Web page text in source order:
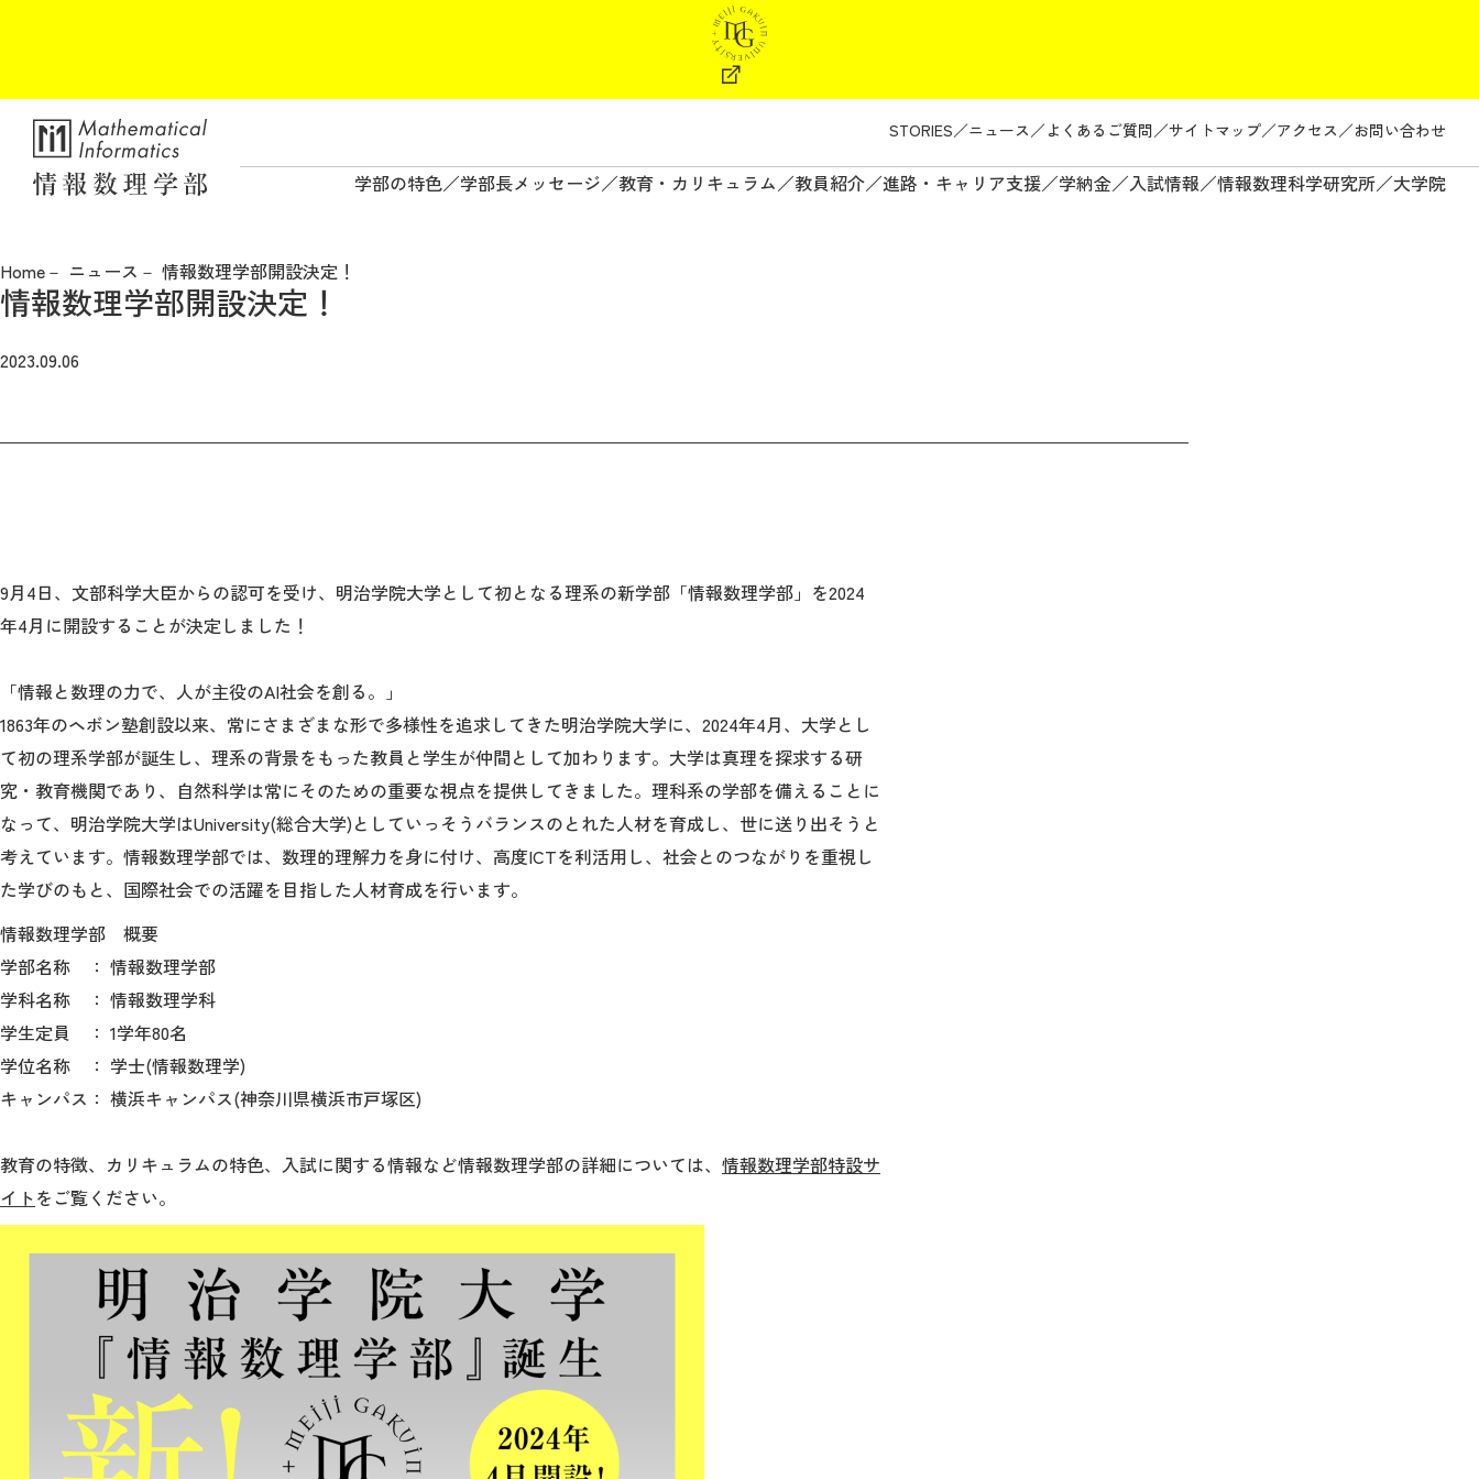
STORIES ニュース よくあるご質問 サイトマップ アクセス お問い合わせ
学部の特色 学部長メッセージ 教育・カリキュラム 教員紹介 進路・キャリア支援 学納金 入試情報 情報数理科学研究所 大学院
Home ニュース 情報数理学部開設決定！
情報数理学部開設決定！
2023.09.06
9月4日、文部科学大臣からの認可を受け、明治学院大学として初となる理系の新学部「情報数理学部」を2024
年4月に開設することが決定しました！
「情報と数理の力で、人が主役のAI社会を創る。」
1863年のヘボン塾創設以来、常にさまざまな形で多様性を追求してきた明治学院大学に、2024年4月、大学とし
て初の理系学部が誕生し、理系の背景をもった教員と学生が仲間として加わります。大学は真理を探求する研
究・教育機関であり、自然科学は常にそのための重要な視点を提供してきました。理科系の学部を備えることに
なって、明治学院大学はUniversity(総合大学)としていっそうバランスのとれた人材を育成し、世に送り出そうと
考えています。情報数理学部では、数理的理解力を身に付け、高度ICTを利活用し、社会とのつながりを重視し
た学びのもと、国際社会での活躍を目指した人材育成を行います。
情報数理学部 概要
学部名称 ： 情報数理学部
学科名称 ： 情報数理学科
学生定員 ： 1学年80名
学位名称 ： 学士(情報数理学)
キャンパス： 横浜キャンパス(神奈川県横浜市戸塚区)
教育の特徴、カリキュラムの特色、入試に関する情報など情報数理学部の詳細については、 情報数理学部特設サ
イトをご覧ください。